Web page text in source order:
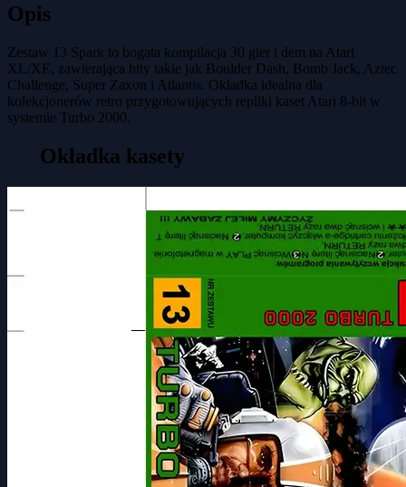
Opis
Zestaw 13 Spark to bogata kompilacja 30 gier i dem na Atari
XL/XE, zawierająca hity takie jak Boulder Dash, Bomb Jack, Aztec
Challenge, Super Zaxon i Atlantis. Okładka idealna dla
kolekcjonerów retro przygotowujących repliki kaset Atari 8-bit w
systemie Turbo 2000.
Okładka kasety